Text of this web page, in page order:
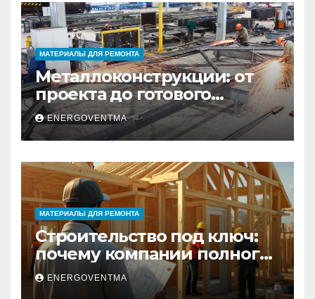
МАТЕРИАЛЫ ДЛЯ РЕМОНТА
Металлоконструкции: от
проекта до готового
изделия – полный
практический гид
ENERGOVENTMA
МАТЕРИАЛЫ ДЛЯ РЕМОНТА
Строительство под ключ:
почему компании полного
цикла меняют рынок
недвижимости
ENERGOVENTMA